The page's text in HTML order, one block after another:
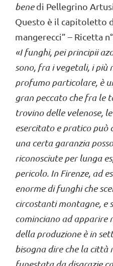
benedi Pellegrino
Questo è il capitoletto
mangerecci” – Ricetta
«I funghi, pei principii
sono, fra i vegetali, i più
profumo particolare, è
gran peccato che fra le
trovino delle velenose,
esercitato e pratico può
una certa garanzia
riconosciute per lunga
pericolo. In Firenze, ad
enorme di funghi che
circostanti montagne, e
cominciano ad apparire
della produzione è in
bisogna dire che la città